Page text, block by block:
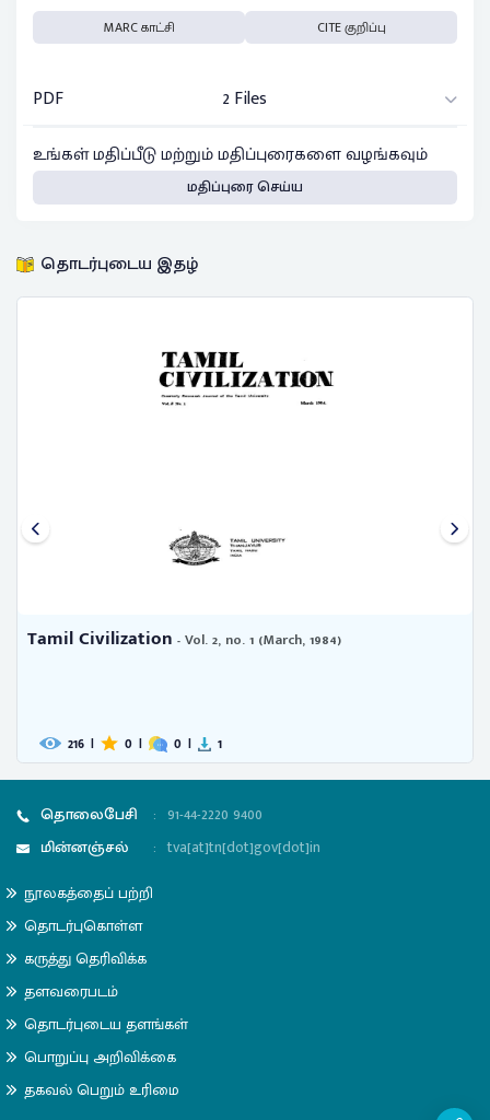
MARC காட்சி CITE குறிப்பு
PDF
2 Files
உங்கள் மதிப்பீடு மற்றும் மதிப்புரைகளை வழங்கவும்
மதிப்புரை செய்ய
தொடர்புடைய இதழ்
Tamil Civilization - Vol. 2, no. 1 (March, 1984)
216 | 0 | 0 | 1
தொலைபேசி : 91-44-2220 9400
மின்னஞ்சல்
: tva[at]tn[dot]gov[dot]in
நூலகத்தைப் பற்றி
தொடர்புகொள்ள
கருத்து தெரிவிக்க
தளவரைபடம்
தொடர்புடைய தளங்கள்
பொறுப்பு அறிவிக்கை
தகவல் பெறும் உரிமை